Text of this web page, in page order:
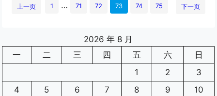
上一页 1 … 71 72 73 74 75 下一页
2026 年 8 月
一
二 三 四 五 六
日
1
2
3
4
5 6 7 8 9
10